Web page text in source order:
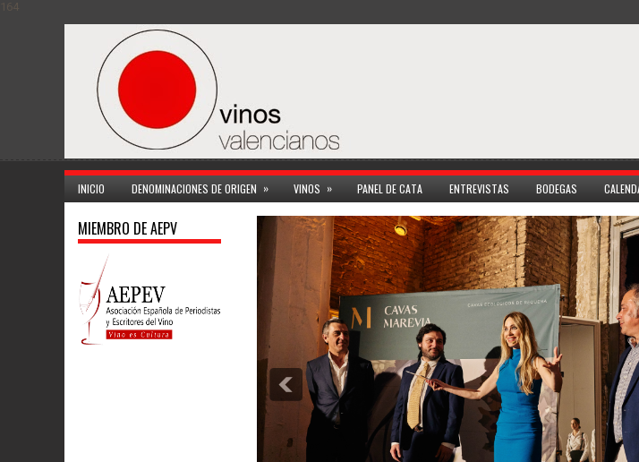
164
INICIO DENOMINACIONES DE ORIGEN » VINOS » PANEL DE CATA ENTREVISTAS BODEGAS
MIEMBRO DE AEPV